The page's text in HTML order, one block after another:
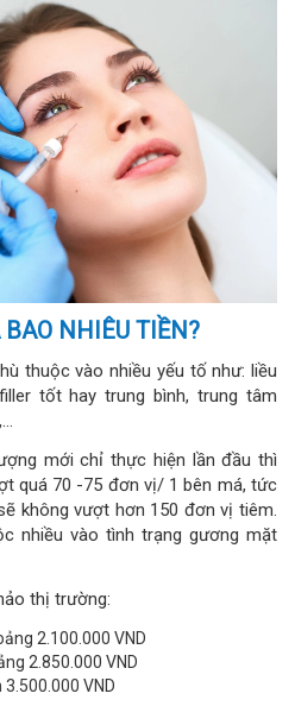
NHIÊU TIỀN?
thuộc vào nhiều yếu tố như: liều
tốt hay trung bình, trung tâm
mới chỉ thực hiện lần đầu thì
quá 70 -75 đơn vị/ 1 bên má, tức
không vượt hơn 150 đơn vị tiêm.
nhiều vào tình trạng gương mặt
thị trường:
2.100.000 VND
2.850.000 VND
VND